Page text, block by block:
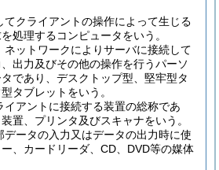
クライアントの操作によって生じる
処理するコンピュータをいう。
ットワークによりサーバに接続して
出力及びその他の操作を行うパーソ
であり、デスクトップ型、堅牢型タ
タブレットをいう。
アントに接続する装置の総称であ
置、プリンタ及びスキャナをいう。
ータの入力又はデータの出力時に使
、カードリーダ、CD、DVD等の媒体